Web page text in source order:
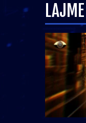
LAJME